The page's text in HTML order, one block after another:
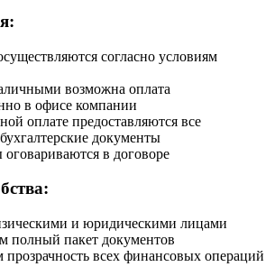
согласно условиям
возможна оплата
в офисе компании
оплате предоставляются все
документы
в договоре
и юридическими лицами
полный пакет документов
прозрачность всех финансовых операций